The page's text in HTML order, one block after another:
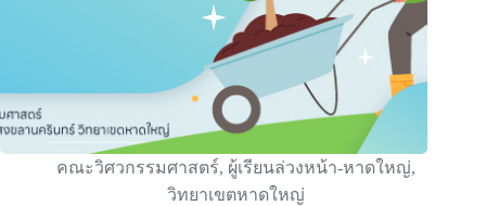
คณะวิศวกรรมศาสตร์, ผู้เรียนล่วงหน้า-หาดใหญ่,
วิทยาเขตหาดใหญ่